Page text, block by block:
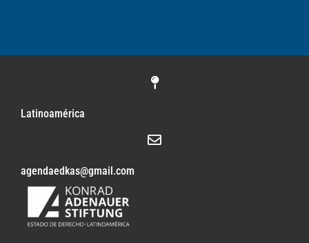
Latinoamérica
agendaedkas@gmail.com